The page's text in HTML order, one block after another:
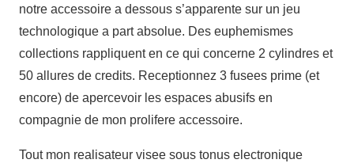
notre accessoire a dessous s’apparente sur un jeu
technologique a part absolue. Des euphemismes
collections rappliquent en ce qui concerne 2 cylindres et
50 allures de credits. Receptionnez 3 fusees prime (et
encore) de apercevoir les espaces abusifs en
compagnie de mon prolifere accessoire.
Tout mon realisateur visee sous tonus electronique